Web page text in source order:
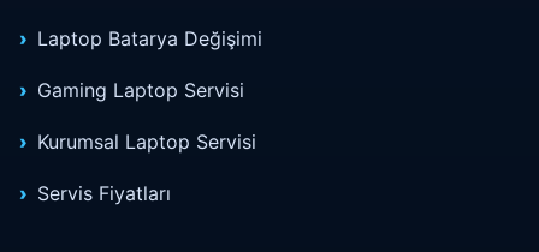
Laptop Batarya Değişimi
Gaming Laptop Servisi
Kurumsal Laptop Servisi
Servis Fiyatları